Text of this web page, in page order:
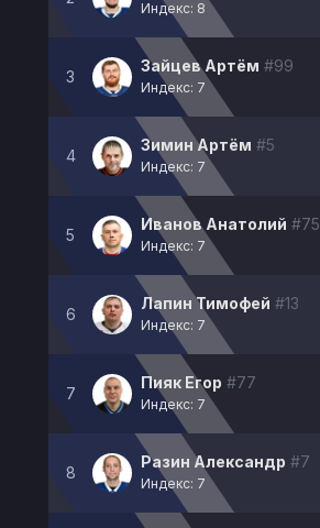
Индекс: 8
3
Зайцев Артём #99
Индекс: 7
4
Зимин Артём #5
Индекс: 7
5
Иванов Анатолий #75
Индекс: 7
6
Лапин Тимофей #13
Индекс: 7
7
Пияк Егор #77
Индекс: 7
8
Разин Александр #7
Индекс: 7